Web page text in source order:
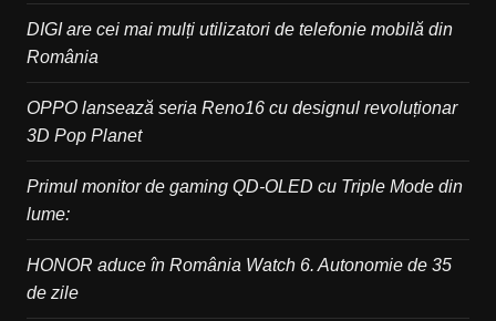
DIGI are cei mai mulți utilizatori de telefonie mobilă din
România
OPPO lansează seria Reno16 cu designul revoluționar
3D Pop Planet
Primul monitor de gaming QD-OLED cu Triple Mode din
lume:
HONOR aduce în România Watch 6. Autonomie de 35
de zile